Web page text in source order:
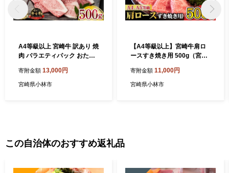
A4等級以上 宮崎牛 訳あり 焼
肉 バラエティパック おため
牛 宮崎牛 ブランド牛 内閣総
理大臣賞4大会連続受賞）
寄附金額 13,000円
宮崎県小林市
【A4等級以上】宮崎牛肩ロ
ースすき焼き用 500g（宮崎
受賞 国産 牛肉 黒毛和牛 お肉
A4 A5 ロース すき焼き 霜降
寄附金額 11,000円
宮崎県小林市
この自治体のおすすめ返礼品